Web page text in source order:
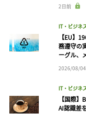
2日前
IT・ビジネ
【EU】
務遵守の
ーグル、
2026/08/04
IT・ビジネ
【国際
AI認識差